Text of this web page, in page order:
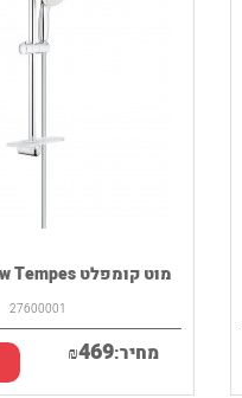
מוט קומפלט GROHE New Tempes...
27600001
מחיר: ₪469